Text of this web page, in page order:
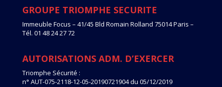
GROUPE TRIOMPHE SECURITE
Immeuble Focus – 41/45 Bld Romain Rolland 75014 Paris –
Tél. 01 48 24 27 72
AUTORISATIONS ADM. D’EXERCER
Triomphe Sécurité :
n° AUT-075-2118-12-05-20190721904 du 05/12/2019